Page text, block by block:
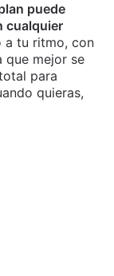
puede
cualquier
a tu ritmo, con
que mejor se
para
quieras,